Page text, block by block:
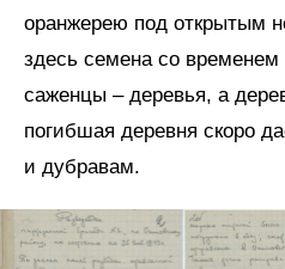
оранжерею под открытым
здесь семена со
саженцы – деревья, а
погибшая деревня скоро
и дубравам.